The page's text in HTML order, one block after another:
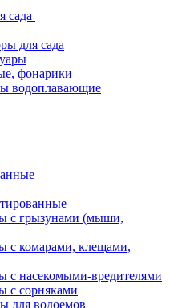
сада
для сада
фонарики
водоплавающие
с грызунами (мыши,
с комарами, клещами,
с насекомыми-вредителями
с сорняками
для водоемов